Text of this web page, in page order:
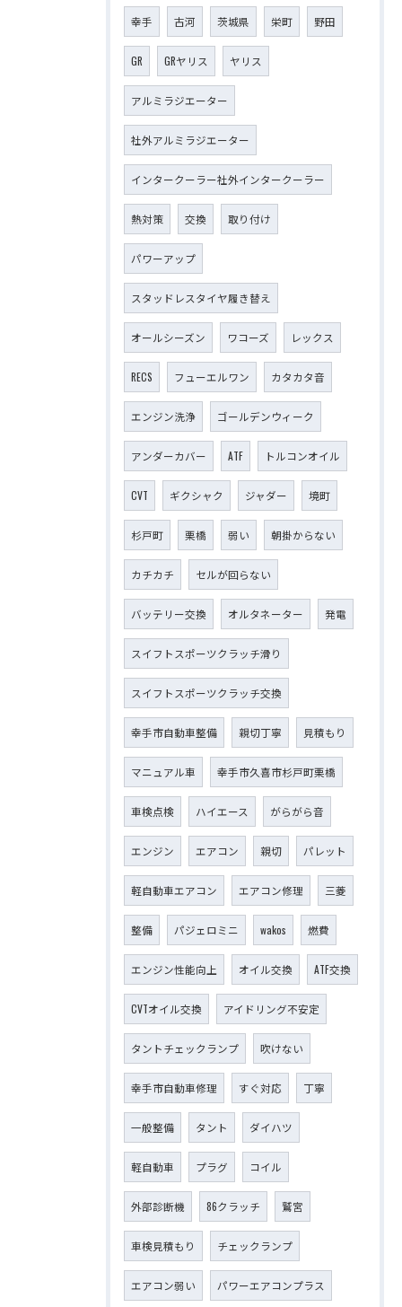
幸手 古河 茨城県 栄町 野田
GR GRヤリス ヤリス
アルミラジエーター
社外アルミラジエーター
インタークーラー社外インタークーラー
熱対策 交換 取り付け
パワーアップ
スタッドレスタイヤ履き替え
オールシーズン ワコーズ レックス
RECS フューエルワン カタカタ音
エンジン洗浄 ゴールデンウィーク
アンダーカバー ATF トルコンオイル
CVT ギクシャク ジャダー 境町
杉戸町 栗橋 弱い 朝掛からない
カチカチ セルが回らない
バッテリー交換 オルタネーター 発電
スイフトスポーツクラッチ滑り
スイフトスポーツクラッチ交換
幸手市自動車整備 親切丁寧 見積もり
マニュアル車 幸手市久喜市杉戸町栗橋
車検点検 ハイエース がらがら音
エンジン エアコン 親切 パレット
軽自動車エアコン エアコン修理 三菱
整備 パジェロミニ wakos 燃費
エンジン性能向上 オイル交換 ATF交換
CVTオイル交換 アイドリング不安定
タントチェックランプ 吹けない
幸手市自動車修理 すぐ対応 丁寧
一般整備 タント ダイハツ
軽自動車 プラグ コイル
外部診断機 86クラッチ 鷲宮
車検見積もり チェックランプ
エアコン弱い パワーエアコンプラス